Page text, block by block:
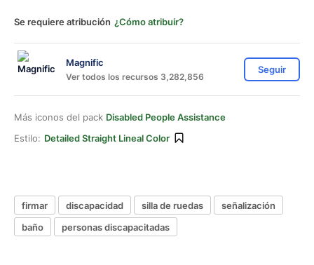
Se requiere atribución ¿Cómo atribuir?
Magnific
Ver todos los recursos 3,282,856
Seguir
Más iconos del pack Disabled People Assistance
Estilo: Detailed Straight Lineal Color
firmar discapacidad silla de ruedas
señalización
baño
personas discapacitadas